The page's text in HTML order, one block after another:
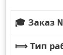
🎓 Заказ
⟾ Тип